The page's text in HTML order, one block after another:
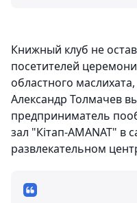
Книжный клуб не
посетителей
областного
Александр Толмачев
предприниматель
зал "Кітап-AMANAT" в
развлекательном